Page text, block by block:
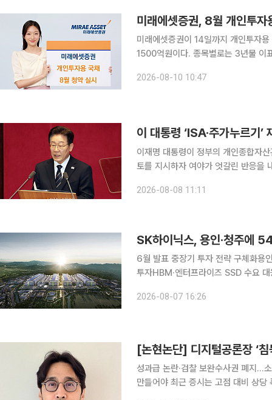
미래에셋증권, 8월 개인투자
미래에셋증권이 14일까지 개인투자
1500억원이다. 종목별로는 3년물 이표채 30억원, 3년물 복리채 70억원, 5년물 700억원, 10년물
2026-08-10 10:47
이 대통령 ‘ISA·주가누르기
이재명 대통령이 정부의 개인종합자
토를 지시하자 여야가 엇갈린 반응을
토가 부실했다는 논평을 내놨다. 박
2026-08-08 11:11
SK하이닉스, 용인·청주에
6월 발표 중장기 투자 전략 구체화
투자HBM·엔터프라이즈 SSD 수요 대응2033
신규 반도체 생산시설을 건설한다.
2026-08-07 16:26
[논현논단] 디지털공론장 ‘
성과급 논란·검찰 보완수사권 폐지…
만들어야 최근 증시는 고점 대비 상당 폭 하락했지만, 정작 발표된 우리나라 반도체산업의 실적은